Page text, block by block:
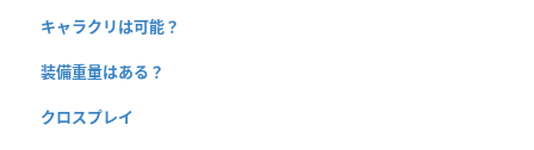
キャラクリは可能？
装備重量はある？
クロスプレイ